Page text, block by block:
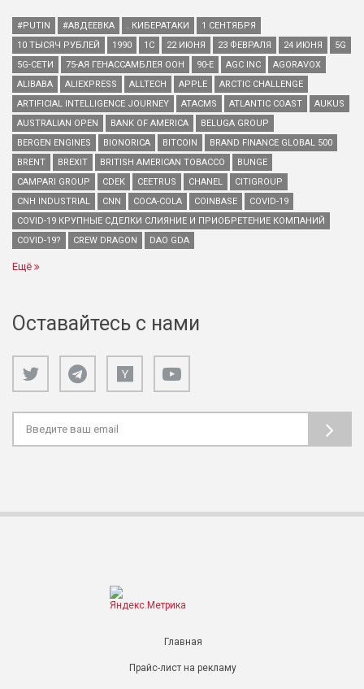
#PUTIN #АВДЕЕВКА . КИБЕРАТАКИ
1 СЕНТЯБРЯ
10 ТЫСЯЧ РУБЛЕЙ
1990 1С 22 ИЮНЯ 23 ФЕВРАЛЯ 24 ИЮНЯ
5G
5G-СЕТИ
75-АЯ ГЕНАССАМБЛЕЯ ООН 90-Е AGC INC
AGORAVOX
ALIBABA
ALIEXPRESS ALLTECH APPLE
ARCTIC CHALLENGE
ARTIFICIAL INTELLIGENCE JOURNEY
ATACMS ATLANTIC COAST
AUKUS
AUSTRALIAN OPEN
BANK OF AMERICA
BELUGA GROUP
BERGEN ENGINES
BIONORICA BITCOIN
BRAND FINANCE GLOBAL 500
BRENT
BREXIT BRITISH AMERICAN TOBACCO
BUNGE
CAMPARI GROUP
CDEK CEETRUS CHANEL
CITIGROUP
CNH INDUSTRIAL
CNN COCA-COLA COINBASE
COVID-19
COVID-19 КРУПНЫЕ СДЕЛКИ СЛИЯНИЕ И ПРИОБРЕТЕНИЕ КОМПАНИЙ
COVID-19?
CREW DRAGON DAO GDA
Ещё
Оставайтесь с нами
Главная
Прайс-лист на рекламу